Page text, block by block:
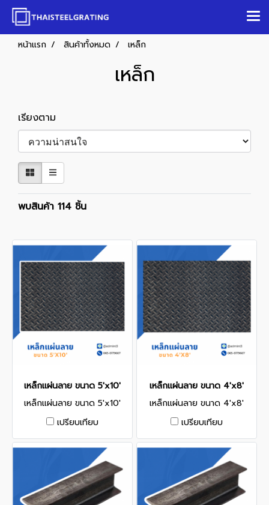
หน้าแรก สินค้าทั้งหมด เหล็ก
เหล็ก
เรียงตาม
พบสินค้า 114 ชิ้น
เหล็กแผ่นลาย ขนาด 5'x10'
เหล็กแผ่นลาย ขนาด 5'x10'
เปรียบเทียบ
เหล็กแผ่นลาย ขนาด 4'x8'
เหล็กแผ่นลาย ขนาด 4'x8'
เปรียบเทียบ